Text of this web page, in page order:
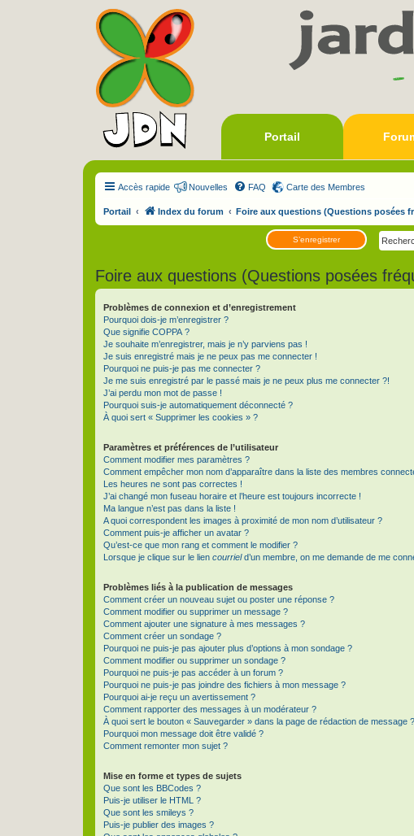
Portail
Accès rapide Nouvelles FAQ Carte des Membres
Portail Index du forum Foire aux questions (Questions posées
S’enregistrer
Foire aux questions (Questions posées
Problèmes de connexion et d’enregistrement
Pourquoi dois-je m’enregistrer ?
Que signifie COPPA ?
Je souhaite m’enregistrer, mais je n’y parviens pas !
Je suis enregistré mais je ne peux pas me connecter !
Pourquoi ne puis-je pas me connecter ?
Je me suis enregistré par le passé mais je ne peux plus me connecter ?!
J’ai perdu mon mot de passe !
Pourquoi suis-je automatiquement déconnecté ?
À quoi sert « Supprimer les cookies » ?
Paramètres et préférences de l’utilisateur
Comment modifier mes paramètres ?
Comment empêcher mon nom d’apparaître dans la liste des membres
Les heures ne sont pas correctes !
J’ai changé mon fuseau horaire et l’heure est toujours incorrecte !
Ma langue n’est pas dans la liste !
A quoi correspondent les images à proximité de mon nom d’utilisateur ?
Comment puis-je afficher un avatar ?
Qu’est-ce que mon rang et comment le modifier ?
Lorsque je clique sur le lien courrield’un membre, on me demande de me
Problèmes liés à la publication de messages
Comment créer un nouveau sujet ou poster une réponse ?
Comment modifier ou supprimer un message ?
Comment ajouter une signature à mes messages ?
Comment créer un sondage ?
Pourquoi ne puis-je pas ajouter plus d’options à mon sondage ?
Comment modifier ou supprimer un sondage ?
Pourquoi ne puis-je pas accéder à un forum ?
Pourquoi ne puis-je pas joindre des fichiers à mon message ?
Pourquoi ai-je reçu un avertissement ?
Comment rapporter des messages à un modérateur ?
À quoi sert le bouton « Sauvegarder » dans la page de rédaction de message ?
Pourquoi mon message doit être validé ?
Comment remonter mon sujet ?
Mise en forme et types de sujets
Que sont les BBCodes ?
Puis-je utiliser le HTML ?
Que sont les smileys ?
Puis-je publier des images ?